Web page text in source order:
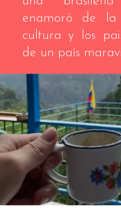
enamoró de la
cultura y los
de un país